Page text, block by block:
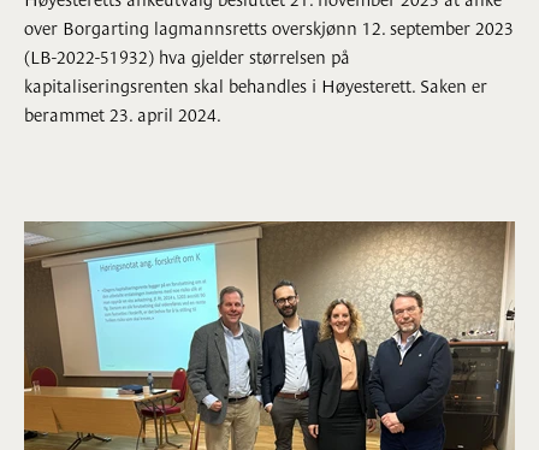
over Borgarting lagmannsretts overskjønn 12. september 2023
(LB-2022-51932) hva gjelder størrelsen på
kapitaliseringsrenten skal behandles i Høyesterett. Saken er
berammet 23. april 2024.